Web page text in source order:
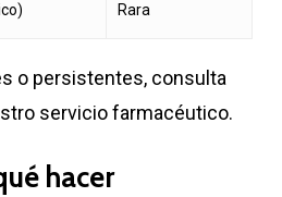
Rara
o persistentes, consulta
servicio farmacéutico.
hacer